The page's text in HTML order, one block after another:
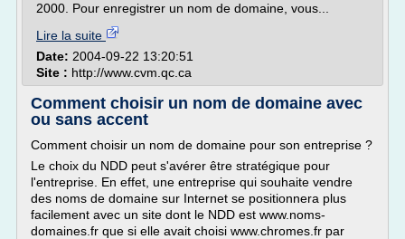
2000. Pour enregistrer un nom de domaine, vous...
Lire la suite
Date: 2004-09-22 13:20:51
Site : http://www.cvm.qc.ca
Comment choisir un nom de domaine avec
ou sans accent
Comment choisir un nom de domaine pour son entreprise ?
Le choix du NDD peut s'avérer être stratégique pour
l'entreprise. En effet, une entreprise qui souhaite vendre
des noms de domaine sur Internet se positionnera plus
facilement avec un site dont le NDD est www.noms-
domaines.fr que si elle avait choisi www.chromes.fr par